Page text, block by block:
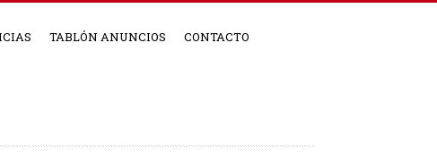
TABLÓN ANUNCIOS CONTACTO